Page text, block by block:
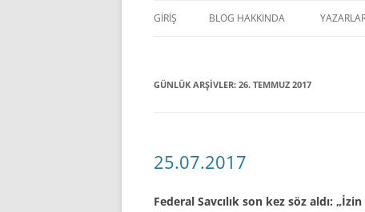
GIRIŞ BLOG HAKKINDA
GÜNLÜK ARŞIVLER: 26. TEMMUZ 2017
25.07.2017
Federal Savcılık son kez söz aldı: